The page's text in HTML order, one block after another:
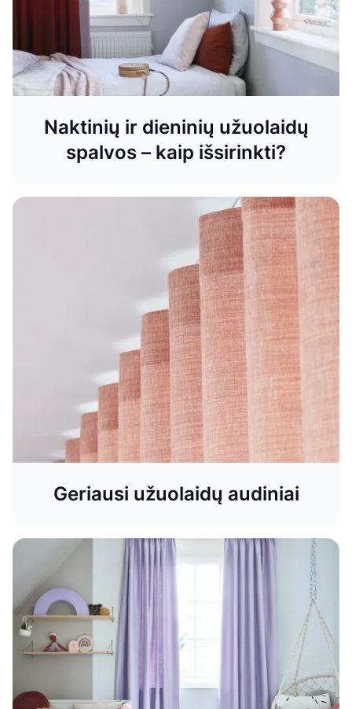
Naktinių ir dieninių užuolaidų
spalvos – kaip išsirinkti?
Geriausi užuolaidų audiniai
„Blackout“ naktinės užuolaidos
Ieškote būdo, kaip namuose išlaikyti vėsą vasarą, užtikrinti
kokybišką miegą ir privatumą? „Domus Lumina“ Blackout
naktinės užuolaidos – tai stilingas, energiją taupantis ir
funkcionalus sprendimas kiekvieniems namams.
Prie ko derinti užuolaidas: išsamus
Sužinokite, kaip derinti dienines ir naktines užuolaidas.
Praktiniai patarimai dėl spalvų, audinių ir automatinių
sprendimų. Gaukite DOMUS LUMINA konsultaciją